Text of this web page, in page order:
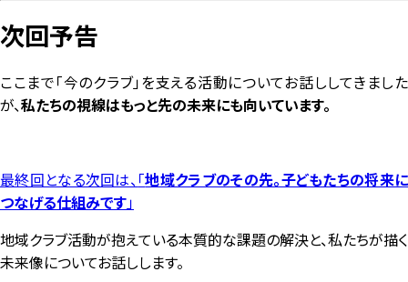
次回予告
ここまで「今のクラブ」を支える活動についてお話ししてきました
が、私たちの視線はもっと先の未来にも向いています。
最終回となる次回は、 「地域クラブのその先。子どもたちの将来に
つなげる仕組みです」
地域クラブ活動が抱えている本質的な課題の解決と、私たちが描く
未来像についてお話しします。